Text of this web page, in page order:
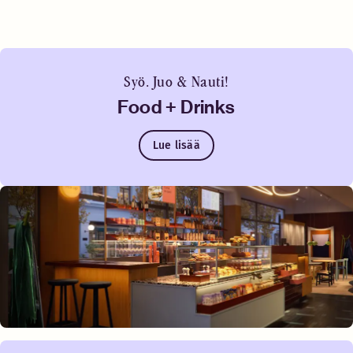
Syö. Juo & Nauti!
Food + Drinks
Lue lisää